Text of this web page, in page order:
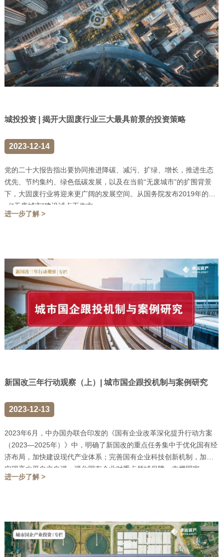
城投投资 | 揭开大固废行业三大最具前景的投资策略
2023-12-14
党的二十大报告指出要协同推进降碳、减污、扩绿、增长，推进生态
优先、节约集约、绿色低碳发展，以及在当前“无废城市”的扩围背景
下，大固废行业将迎来更广阔的发展空间。从国务院发布2019年的
《“无废城市”建设试点工作方...
进一步了解 >
新国改三年行动观察（上）| 城市国企跟投机制与案例研究
2023-12-13
2023年6月，中办国办联合印发的《国有企业改革深化提升行动方案
（2023—2025年）》中，明确了新国改的重点任务集中于优化国有经
济布局，加快建设现代产业体系；完善国有企业科技创新机制，加快
实现高水平自立自强；强化国有企业对重点领域保障，支撑国家...
进一步了解 >